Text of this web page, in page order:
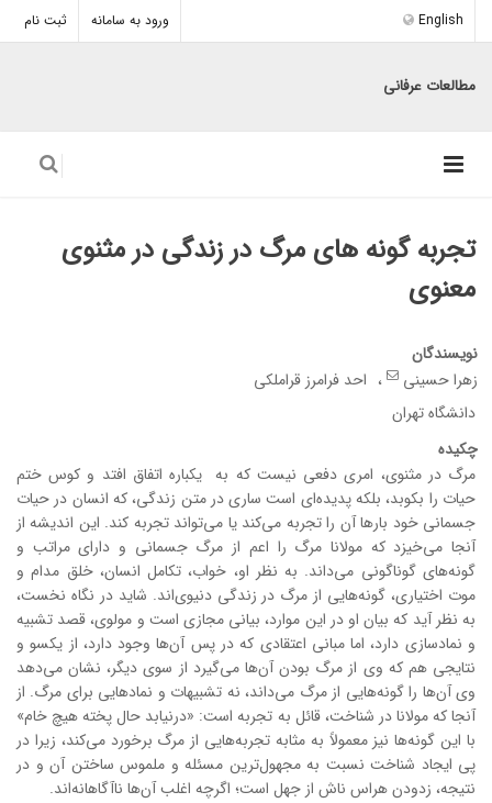
ورود به سامانه ثبت نام English
مطالعات عرفانی
تجربه گونه های مرگ در زندگی در مثنوی
معنوی
نویسندگان
زهرا حسینی
احد فرامرز قراملکی
دانشگاه تهران
چکیده
مرگ در مثنوی، امری دفعی نیست که به یکباره اتفاق افتد و کوس ختم
حیات را بکوبد، بلکه پدیده‌ای است ساری در متن زندگی، که انسان در حیات
جسمانی خود بارها آن را تجربه می‌کند یا می‌تواند تجربه کند. این اندیشه از
آنجا می‌خیزد که مولانا مرگ را اعم از مرگ جسمانی و دارای مراتب و
گونه‌های گوناگونی می‌داند. به نظر او، خواب، تکامل انسان، خلق مدام و
موت اختیاری، گونه‌هایی از مرگ در زندگی دنیوی‌اند. شاید در نگاه نخست،
به نظر آید که بیان او در این موارد، بیانی مجازی است و مولوی، قصد تشبیه
و نمادسازی دارد، اما مبانی اعتقادی که در پس آن‌ها وجود دارد، از یکسو و
نتایجی هم که وی از مرگ بودن آن‌ها می‌گیرد از سوی دیگر، نشان می‌دهد
وی آن‌ها را گونه‌هایی از مرگ می‌داند، نه تشبیهات و نمادهایی برای مرگ. از
آنجا که مولانا در شناخت، قائل به تجربه است: «درنیابد حال پخته هیچ خام»
با این گونه‌ها نیز معمولاً به مثابه تجربه‌هایی از مرگ برخورد می‌کند، زیرا در
پی ایجاد شناخت نسبت به مجهول‌ترین مسئله و ملموس ساختن آن و در
نتیجه، زدودن هراس ناش از جهل است؛ اگرچه اغلب آن‌ها ناآگاهانه‌اند. ‌